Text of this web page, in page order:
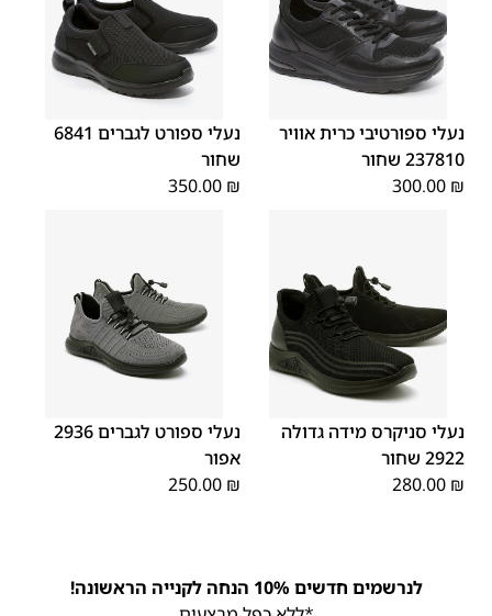
40
41
42
נעלי ספורטיבי כרית אוויר
237810 שחור
300.00 ₪
40
41
42
43
נעלי ספורט לגברים 6841
שחור
350.00 ₪
נעלי סניקרס מידה גדולה
2922 שחור
280.00 ₪
נעלי ספורט לגברים 2936
אפור
250.00 ₪
לנרשמים חדשים 10% הנחה לקנייה הראשונה!